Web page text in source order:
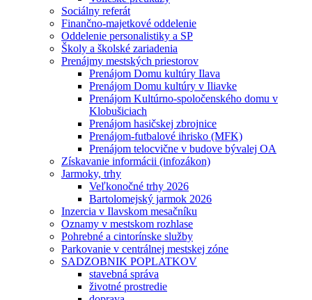
Sociálny referát
Finančno-majetkové oddelenie
Oddelenie personalistiky a SP
Školy a školské zariadenia
Prenájmy mestských priestorov
Prenájom Domu kultúry Ilava
Prenájom Domu kultúry v Iliavke
Prenájom Kultúrno-spoločenského domu v
Klobušiciach
Prenájom hasičskej zbrojnice
Prenájom-futbalové ihrisko (MFK)
Prenájom telocvične v budove bývalej OA
Získavanie informácii (infozákon)
Jarmoky, trhy
Veľkonočné trhy 2026
Bartolomejský jarmok 2026
Inzercia v Ilavskom mesačníku
Oznamy v mestskom rozhlase
Pohrebné a cintorínske služby
Parkovanie v centrálnej mestskej zóne
SADZOBNIK POPLATKOV
stavebná správa
životné prostredie